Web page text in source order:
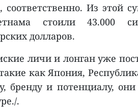
соответственно. Из этой
стоили 43.000
долларов.
личи и лонган уже
как Япония,
бренду и потенциалу,
.